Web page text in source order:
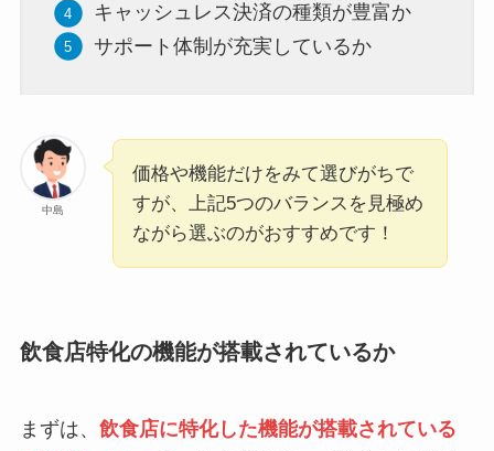
キャッシュレス決済の種類が豊富か
サポート体制が充実しているか
中島
価格や機能だけをみて選びがちで
すが、上記5つのバランスを見極め
ながら選ぶのがおすすめです！
飲食店特化の機能が搭載されているか
まずは、 飲食店に特化した機能が搭載されている